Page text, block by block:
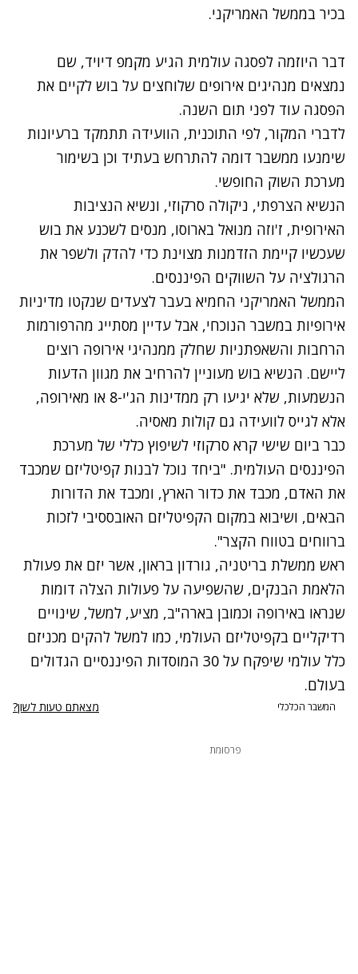
בכיר בממשל האמריקני.
דבר היוזמה לפסגה עולמית הגיע מקמפ דיויד, שם
נמצאים מנהיגים אירופים שלוחצים על בוש לקיים את
הפסגה עוד לפני תום השנה.
לדברי המקור, לפי התוכנית, הוועידה תתמקד ברעיונות
שימנעו ממשבר דומה להתרחש בעתיד וכן בשימור
מערכת השוק החופשי.
הנשיא הצרפתי, ניקולה סרקוזי, ונשיא הנציבות
האירופית, ז'וזה מנואל בארוסו, מנסים לשכנע את בוש
שעכשיו קיימת הזדמנות מצוינת כדי להדק ולשפר את
הרגולציה על השווקים הפיננסים.
הממשל האמריקני החמיא בעבר לצעדים שנקטו מדיניות
אירופיות במשבר הנוכחי, אבל עדיין מסתייג מהרפורמות
הרחבות והשאפתניות שחלק ממנהיגי אירופה רוצים
ליישם. הנשיא בוש מעוניין להרחיב את מגוון הדעות
הנשמעות, שלא יגיעו רק ממדינות הג'י-8 או מאירופה,
אלא לגייס לוועידה גם קולות מאסיה.
כבר ביום שישי קרא סרקוזי לשיפוץ כללי של מערכת
הפיננסים העולמית. "ביחד נוכל לבנות קפיטליזם שמכבד
את האדם, מכבד את כדור הארץ, ומכבד את הדורות
הבאים, ושיבוא במקום הקפיטליזם האובססיבי לזכות
ברווחים בטווח הקצר".
ראש ממשלת בריטניה, גורדון בראון, אשר יזם את פעולת
הלאמת הבנקים, שהשפיעה על פעולות הצלה דומות
שנראו באירופה וכמובן בארה"ב, מציע, למשל, שינויים
רדיקליים בקפיטליזם העולמי, כמו למשל להקים מכניזם
כלל עולמי שיפקח על 30 המוסדות הפיננסיים הגדולים
בעולם.
המשבר הכלכלי מצאתם טעות לשון?
פרסומת